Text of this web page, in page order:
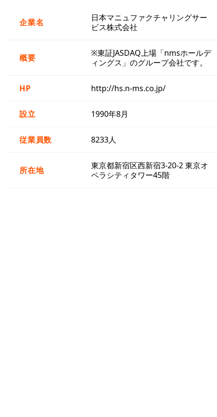
企業名
日本マニュファクチャリングサー
ビス株式会社
概要
※東証JASDAQ上場「nmsホールデ
ィングス」のグループ会社です。
HP http://hs.n-ms.co.jp/
設立 1990年8月
従業員数 8233人
所在地
東京都新宿区西新宿3-20-2 東京オ
ペラシティタワー45階